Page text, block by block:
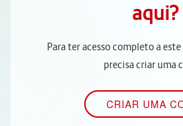
aqui?
Para ter acesso completo a
precisa criar uma